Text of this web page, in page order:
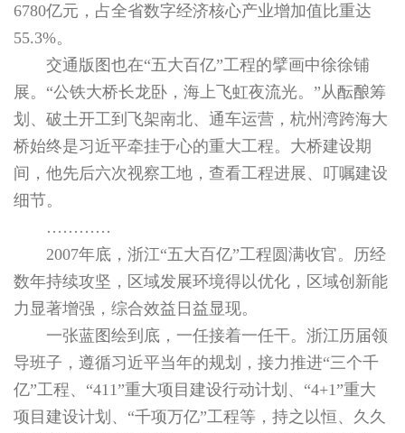
6780亿元，占全省数字经济核心产业增加值比重达
55.3%。
交通版图也在“五大百亿”工程的擘画中徐徐铺
展。“公铁大桥长龙卧，海上飞虹夜流光。”从酝酿筹
划、破土开工到飞架南北、通车运营，杭州湾跨海大
桥始终是习近平牵挂于心的重大工程。大桥建设期
间，他先后六次视察工地，查看工程进展、叮嘱建设
细节。
…………
2007年底，浙江“五大百亿”工程圆满收官。历经
数年持续攻坚，区域发展环境得以优化，区域创新能
力显著增强，综合效益日益显现。
一张蓝图绘到底，一任接着一任干。浙江历届领
导班子，遵循习近平当年的规划，接力推进“三个千
亿”工程、“411”重大项目建设行动计划、“4+1”重大
项目建设计划、“千项万亿”工程等，持之以恒、久久